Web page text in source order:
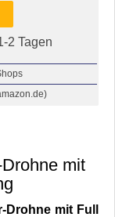
2 Tagen
mit
Drohne mit Full